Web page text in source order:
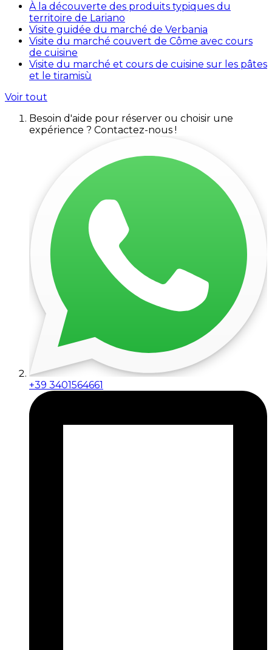
À la découverte des produits typiques du
territoire de Lariano
Visite guidée du marché de Verbania
Visite du marché couvert de Côme avec cours
de cuisine
Visite du marché et cours de cuisine sur les pâtes
et le tiramisù
Voir tout
Besoin d'aide pour réserver ou choisir une
expérience ? Contactez-nous !
+39 3401564661